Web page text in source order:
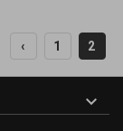
‹ 1 2
